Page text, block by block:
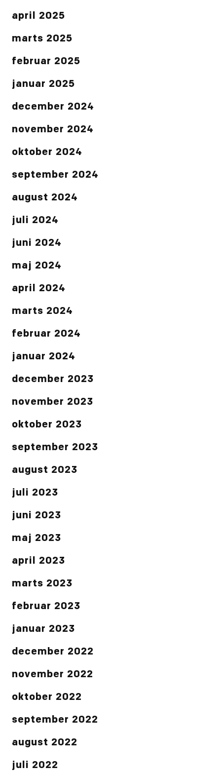
april 2025
marts 2025
februar 2025
januar 2025
december 2024
november 2024
oktober 2024
september 2024
august 2024
juli 2024
juni 2024
maj 2024
april 2024
marts 2024
februar 2024
januar 2024
december 2023
november 2023
oktober 2023
september 2023
august 2023
juli 2023
juni 2023
maj 2023
april 2023
marts 2023
februar 2023
januar 2023
december 2022
november 2022
oktober 2022
september 2022
august 2022
juli 2022